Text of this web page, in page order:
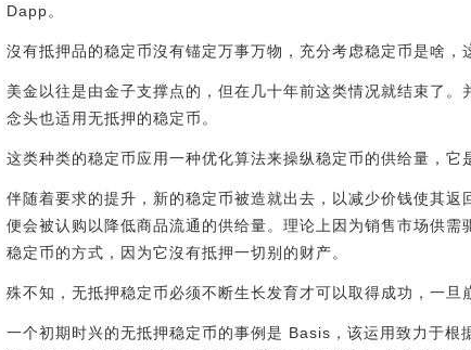
Dapp。
沒有抵押品的稳定币沒有锚定万事万物，充分考虑稳定币是啥，
美金以往是由金子支撑点的，但在几十年前这类情况就结束了
念头也适用无抵押的稳定币。
这类种类的稳定币应用一种优化算法来操纵稳定币的供给量，它
伴随着要求的提升，新的稳定币被造就出去，以减少价钱使其
便会被认购以降低商品流通的供给量。理论上因为销售市场供
稳定币的方式，因为它沒有抵押一切别的财产。
殊不知，无抵押稳定币必须不断生长发育才可以取得成功，一
一个初期时兴的无抵押稳定币的事例是 Basis，该运用致力于